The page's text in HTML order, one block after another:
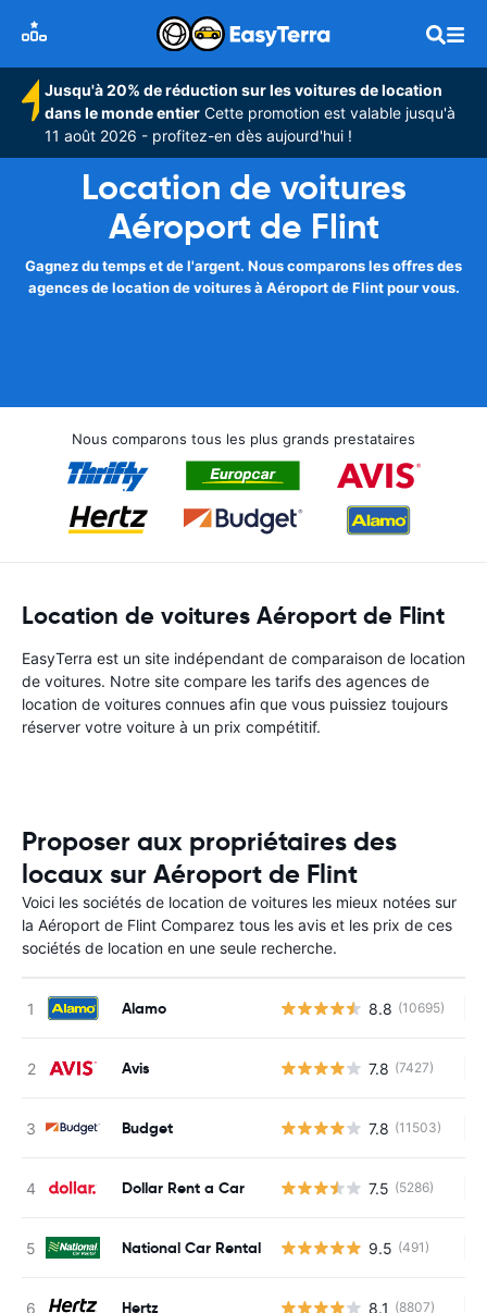
Jusqu'à 20% de réduction sur les voitures de location
dans le monde entier Cette promotion est valable jusqu'à
11 août 2026 - profitez-en dès aujourd'hui !
Location de voitures
Aéroport de Flint
Gagnez du temps et de l'argent. Nous comparons les offres des
agences de location de voitures à Aéroport de Flint pour vous.
Nous comparons tous les plus grands prestataires
Location de voitures Aéroport de Flint
EasyTerra est un site indépendant de comparaison de location
de voitures. Notre site compare les tarifs des agences de
location de voitures connues afin que vous puissiez toujours
réserver votre voiture à un prix compétitif.
Proposer aux propriétaires des
locaux sur Aéroport de Flint
Voici les sociétés de location de voitures les mieux notées sur
la Aéroport de Flint Comparez tous les avis et les prix de ces
sociétés de location en une seule recherche.
Alamo 8.8 (10695)
Avis 7.8 (7427)
Budget 7.8 (11503)
Dollar Rent a Car 7.5 (5286)
National Car Rental 9.5 (491)
Hertz 8.1 (8807)